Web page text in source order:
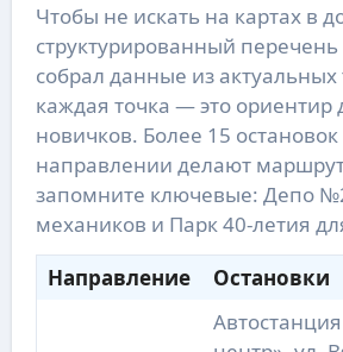
Чтобы не искать на картах в
структурированный перечень
собрал данные из актуальных
каждая точка — это ориентир
новичков. Более 15
направлении делают
запомните ключевые: Депо
механиков и Парк 40-летия
Направление
Остановки